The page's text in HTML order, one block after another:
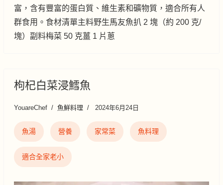
富，含有豐富的蛋白質、維生素和礦物質，適合所有人
群食用。食材清單主料野生馬友魚扒 2 塊（約 200 克/
塊）副料梅菜 50 克薑 1 片蔥
枸杞白菜浸鱈魚
YouareChef 魚鮮料理 2024年6月24日
魚湯 營養 家常菜 魚料理
適合全家老小